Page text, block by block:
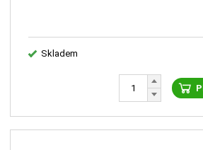
Skladem